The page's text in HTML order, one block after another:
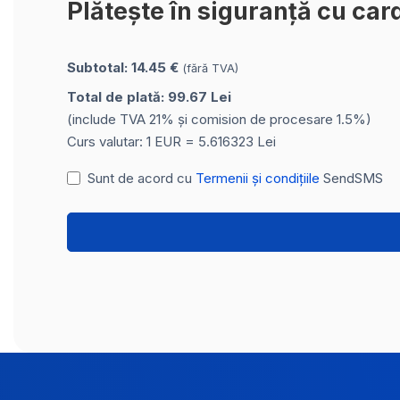
Plătește în siguranță cu
Subtotal: 14.45 € (fără TVA)
Total de plată: 99.67 Lei
(include TVA 21% și comision de procesare 1.5%)
Curs valutar: 1 EUR = 5.616323 Lei
Sunt de acord cu Termenii și condițiile SendSMS